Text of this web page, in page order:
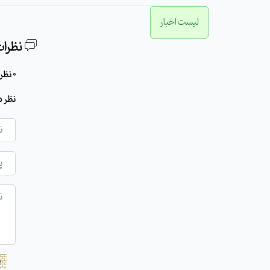
لیست اخبار
0 نظر برای این مطلب وجود دارد
نظر